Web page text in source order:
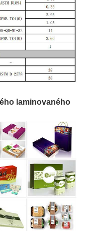
laminovaného